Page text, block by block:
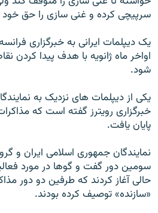
سرپیچی کرده و غنی سازی را حق خود
یک دیپلمات ایرانی به خبرگزاری
اواخر ماه ژانویه با هدف پیدا کردن
شود.
خبرگزاری رویترز گفته است که
پایان یافت.
سومین دور گفت و گوها در مورد
حالی آغاز کردند که طرفین دو دور
«سازنده» توصيف کرده بودند.